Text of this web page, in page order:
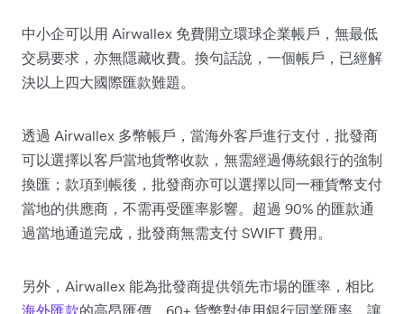
中小企可以用 Airwallex 免費開立環球企業帳戶，無最低
交易要求，亦無隱藏收費。換句話說，一個帳戶，已經解
決以上四大國際匯款難題。
透過 Airwallex 多幣帳戶，當海外客戶進行支付，批發商
可以選擇以客戶當地貨幣收款，無需經過傳統銀行的強制
換匯；款項到帳後，批發商亦可以選擇以同一種貨幣支付
當地的供應商，不需再受匯率影響。超過 90% 的匯款通
過當地通道完成，批發商無需支付 SWIFT 費用。
另外，Airwallex 能為批發商提供領先市場的匯率，相比